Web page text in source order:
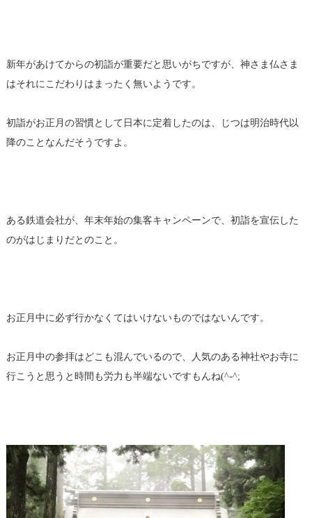
新年があけてからの初詣が重要だと思いがちですが、神さま仏さま
はそれにこだわりはまったく無いようです。
初詣がお正月の習慣として日本に定着したのは、じつは明治時代以
降のことなんだそうですよ。
ある鉄道会社が、年末年始の集客キャンペーンで、初詣を宣伝した
のがはじまりだとのこと。
お正月中に必ず行かなくてはいけないものではないんです。
お正月中の参拝はどこも混んでいるので、人気のある神社やお寺に
行こうと思うと時間も労力も半端ないですもんね(^-^;